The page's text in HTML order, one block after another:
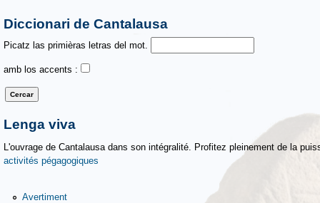
Diccionari de Cantalausa
Picatz las primièras letras del mot.
amb los accents :
Lenga viva
L'ouvrage de Cantalausa dans son intégralité. Profitez pleinement de la
activités pégagogiques
Avertiment